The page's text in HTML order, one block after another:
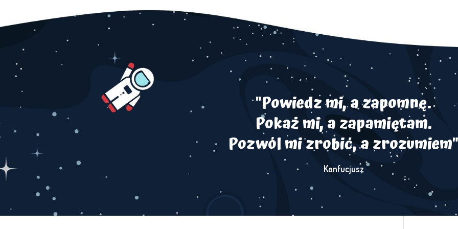
"Powiedz mi, a zapomnę.
Pokaż mi, a zapamiętam.
Pozwól mi zrobić, a zrozumiem"
Konfucjusz